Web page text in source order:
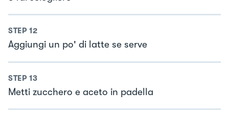
STEP 12
Aggiungi un po' di latte se serve
STEP 13
Metti zucchero e aceto in padella